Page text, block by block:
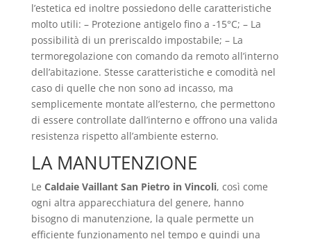
l’estetica ed inoltre possiedono delle caratteristiche
molto utili: – Protezione antigelo fino a -15°C; – La
possibilità di un preriscaldo impostabile; – La
termoregolazione con comando da remoto all’interno
dell’abitazione. Stesse caratteristiche e comodità nel
caso di quelle che non sono ad incasso, ma
semplicemente montate all’esterno, che permettono
di essere controllate dall’interno e offrono una valida
resistenza rispetto all’ambiente esterno.
LA MANUTENZIONE
Le Caldaie Vaillant San Pietro in Vincoli, così come
ogni altra apparecchiatura del genere, hanno
bisogno di manutenzione, la quale permette un
efficiente funzionamento nel tempo e quindi una